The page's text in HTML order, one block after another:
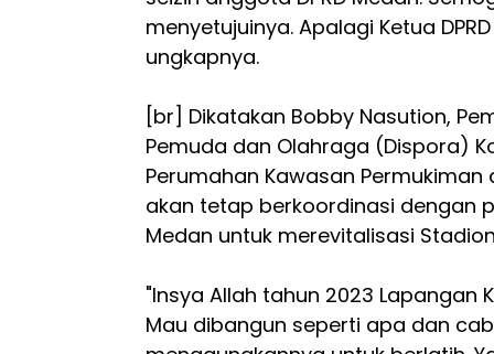
menyetujuinya. Apalagi Ketua
ungkapnya.
[br] Dikatakan Bobby Nasution,
Pemuda dan Olahraga (Dispora)
Perumahan Kawasan Permukiman
akan tetap berkoordinasi dengan
Medan untuk merevitalisasi
"Insya Allah tahun 2023 Lapangan
Mau dibangun seperti apa dan